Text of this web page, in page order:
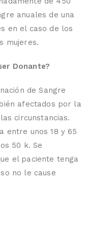
anuales de una
en el caso de los
mujeres.
Donante?
de Sangre
afectados por la
circunstancias.
entre unos 18 y 65
50 k. Se
el paciente tenga
no le cause